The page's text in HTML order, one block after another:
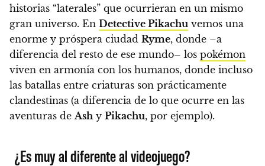
historias “laterales” que ocurrieran en un mismo
gran universo. En Detective Pikachuvemos una
enorme y próspera ciudad Ryme, donde –a
diferencia del resto de ese mundo– los pokémon
viven en armonía con los humanos, donde incluso
las batallas entre criaturas son prácticamente
clandestinas (a diferencia de lo que ocurre en las
aventuras deAshy Pikachu, por ejemplo).
¿Es muy al diferente al videojuego?